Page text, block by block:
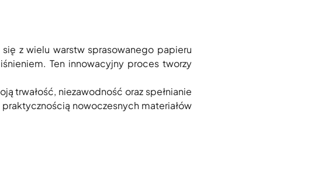
z wielu warstw sprasowanego papieru
Ten innowacyjny proces tworzy
trwałość, niezawodność oraz spełnianie
nowoczesnych materiałów